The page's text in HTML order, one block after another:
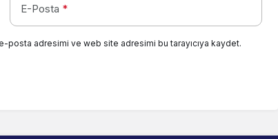
E-Posta *
posta adresimi ve web site adresimi bu tarayıcıya kaydet.